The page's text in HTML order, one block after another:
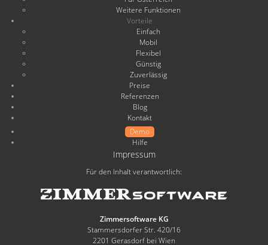
Weitere Funktionen
Vorteile
Einfach
Mobil
Flexibel
Günstig
Zuverlässig
Preise
Referenzen
Blog
Kontakt
Demo
Hilfe
Impressum
Für den Inhalt verantwortlich:
Zimmersoftware KG
Stammersdorfer Str. 420/16
2201 Gerasdorf bei Wien